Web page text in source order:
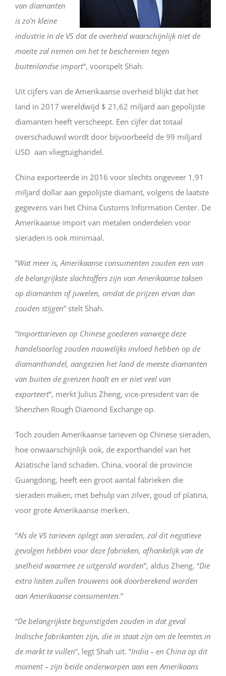
van diamanten
is zo’n kleine
industrie in de VS dat de overheid waarschijnlijk niet de
moeite zal nemen om het te beschermen tegen
buitenlandse import“, voorspelt Shah.
Uit cijfers van de Amerikaanse overheid blijkt dat het
land in 2017 wereldwijd $ 21,62 miljard aan gepolijste
diamanten heeft verscheept. Een cijfer dat totaal
overschaduwd wordt door bijvoorbeeld de 99 miljard
USD aan vliegtuighandel.
China exporteerde in 2016 voor slechts ongeveer 1,91
miljard dollar aan gepolijste diamant, volgens de laatste
gegevens van het China Customs Information Center. De
Amerikaanse import van metalen onderdelen voor
sieraden is ook minimaal.
“Wat meer is, Amerikaanse consumenten zouden een van
de belangrijkste slachtoffers zijn van Amerikaanse taksen
op diamanten of juwelen, omdat de prijzen ervan dan
zouden stijgen” stelt Shah.
“Importtarieven op Chinese goederen vanwege deze
handelsoorlog zouden nauwelijks invloed hebben op de
diamanthandel, aangezien het land de meeste diamanten
van buiten de grenzen haalt en er niet veel van
exporteert“, merkt Julius Zheng, vice-president van de
Shenzhen Rough Diamond Exchange op.
Toch zouden Amerikaanse tarieven op Chinese sieraden,
hoe onwaarschijnlijk ook, de exporthandel van het
Aziatische land schaden. China, vooral de provincie
Guangdong, heeft een groot aantal fabrieken die
sieraden maken, met behulp van zilver, goud of platina,
voor grote Amerikaanse merken.
“Als de VS tarieven oplegt aan sieraden, zal dit negatieve
gevolgen hebben voor deze fabrieken, afhankelijk van de
snelheid waarmee ze uitgerold worden“, aldus Zheng. “Die
extra lasten zullen trouwens ook doorberekend worden
aan Amerikaanse consumenten.”
“De belangrijkste begunstigden zouden in dat geval
Indische fabrikanten zijn, die in staat zijn om de leemtes in
de markt te vullen“, legt Shah uit. “India – en China op dit
moment – zijn beide onderworpen aan een Amerikaans